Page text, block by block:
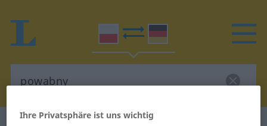
Ihre Privatsphäre ist uns wichtig